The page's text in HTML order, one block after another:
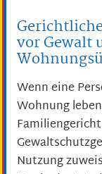
vor Gewalt
Wenn eine
Wohnung
Nutzung